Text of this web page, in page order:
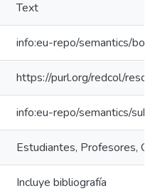
Text
info:eu-repo/semantics/
https://purl.org/redcol/
info:eu-repo/semantics/
Estudiantes, Profesores,
Incluye bibliografía